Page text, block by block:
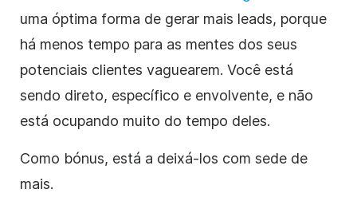
uma óptima forma de gerar mais leads, porque
há menos tempo para as mentes dos seus
potenciais clientes vaguearem. Você está
sendo direto, específico e envolvente, e não
está ocupando muito do tempo deles.
Como bónus, está a deixá-los com sede de
mais.